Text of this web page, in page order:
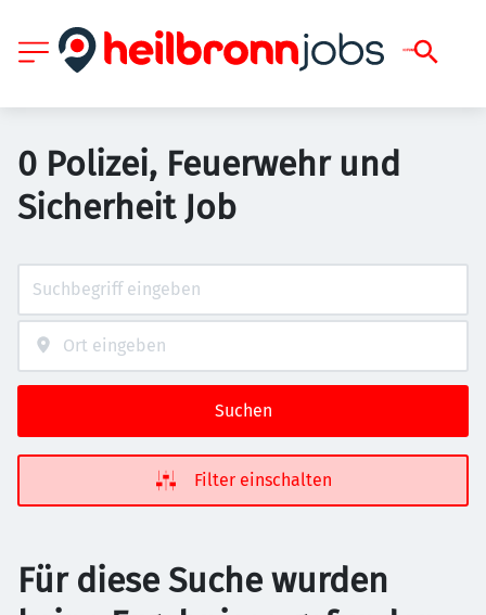
0 Polizei, Feuerwehr und
Sicherheit Job
Suchen
Filter einschalten
Für diese Suche wurden